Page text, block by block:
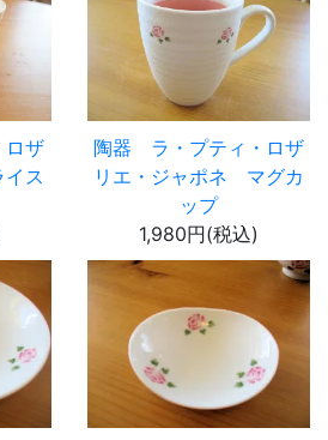
ザ
ス
陶器 ラ・プティ・ロザ
リエ・ジャポネ マグカ
ップ
1,980円(税込)